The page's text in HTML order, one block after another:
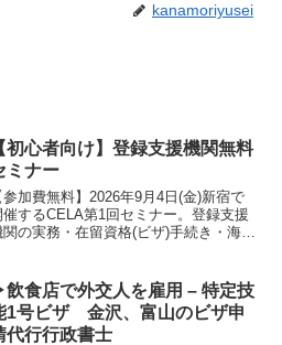
kanamoriyusei
初心者向け】登録支援機関無料
ミナー
参加費無料】2026年9月4日(金)新宿で
催するCELA第1回セミナー。登録支援
関の実務・在留資格(ビザ)手続き・海外
懇親会も。申込締切8月23日、定員制。
飲食店で外交人を雇用 – 特定技
1号ビザ 金沢、富山のビザ申
代行行政書士